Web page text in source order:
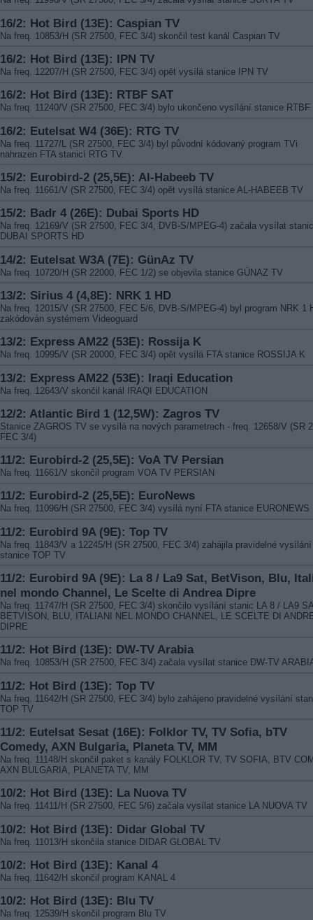
16/2: Hot Bird (13E): Caspian TV
Na freq. 10853/H (SR 27500, FEC 3/4) skončil test kanál Caspian TV
16/2: Hot Bird (13E): IPN TV
Na freq. 12207/H (SR 27500, FEC 3/4) opět vysílá stanice IPN TV
16/2: Hot Bird (13E): RTBF SAT
Na freq. 11240/V (SR 27500, FEC 3/4) bylo ukončeno vysílání stanice RTBF
16/2: Eutelsat W4 (36E): RTG TV
Na freq. 11727/L (SR 27500, FEC 3/4) byl původní kódovaný program TVi
nahrazen FTA stanicí RTG TV.
15/2: Eurobird-2 (25,5E): Al-Habeeb TV
Na freq. 11661/V (SR 27500, FEC 3/4) opět vysílá stanice AL-HABEEB TV
15/2: Badr 4 (26E): Dubai Sports HD
Na freq. 12169/V (SR 27500, FEC 3/4, DVB-S/MPEG-4) začala vysílat
DUBAI SPORTS HD
14/2: Eutelsat W3A (7E): GünAz TV
Na freq. 10720/H (SR 22000, FEC 1/2) se objevila stanice GÜNAZ TV
13/2: Sirius 4 (4,8E): NRK 1 HD
Na freq. 12015/V (SR 27500, FEC 5/6, DVB-S/MPEG-4) byl program NRK 1
zakódován systémem Videoguard
13/2: Express AM22 (53E): Rossija K
Na freq. 10995/V (SR 20000, FEC 3/4) opět vysílá FTA stanice ROSSIJA K
13/2: Express AM22 (53E): Iraqi Education
Na freq. 12643/V skončil kanál IRAQI EDUCATION
12/2: Atlantic Bird 1 (12,5W): Zagros TV
Stanice ZAGROS TV se vysílá na nových parametrech - freq. 12658/V (SR
FEC 3/4)
11/2: Eurobird-2 (25,5E): VoA TV Persian
Na freq. 11661/V skončil program VOA TV PERSIAN
11/2: Eurobird-2 (25,5E): EuroNews
Na freq. 11096/H (SR 27500, FEC 3/4) vysílá nyní FTA stanice EURONEWS
11/2: Eurobird 9A (9E): Top TV
Na freq. 11843/V a 12245/H (SR 27500, FEC 3/4) zahájila pravidelné vysílání
stanice TOP TV
11/2: Eurobird 9A (9E): La 8 / La9 Sat, BetVison, Blu,
nel mondo Channel, Le Scelte di Andrea Dipre
Na freq. 11747/H (SR 27500, FEC 3/4) skončilo vysílání stanic LA 8 / LA9
BETVISON, BLU, ITALIANI NEL MONDO CHANNEL, LE SCELTE DI
DIPRE
11/2: Hot Bird (13E): DW-TV Arabia
Na freq. 10853/H (SR 27500, FEC 3/4) začala vysílat stanice DW-TV
11/2: Hot Bird (13E): Top TV
Na freq. 11642/H (SR 27500, FEC 3/4) bylo zahájeno pravidelné vysílání
TOP TV
11/2: Eutelsat Sesat (16E): Folklor TV, TV Sofia, bTV
Comedy, AXN Bulgaria, Planeta TV, MM
Na freq. 11148/H skončil paket s kanály FOLKLOR TV, TV SOFIA, BTV
AXN BULGARIA, PLANETA TV, MM
10/2: Hot Bird (13E): La Nuova TV
Na freq. 11411/H (SR 27500, FEC 5/6) začala vysílat stanice LA NUOVA TV
10/2: Hot Bird (13E): Didar Global TV
Na freq. 11013/H skončila stanice DIDAR GLOBAL TV
10/2: Hot Bird (13E): Kanal 4
Na freq. 11642/H skončil program KANAL 4
10/2: Hot Bird (13E): Blu TV
Na freq. 12539/H skončil program Blu TV